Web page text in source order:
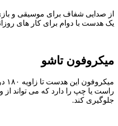
از صدایی شفاف برای موسیقی و
یک هدست با دوام برای کار های
میکروفون تاشو
راست یا چپ را دارد که می تواند
جلوگیری کند.